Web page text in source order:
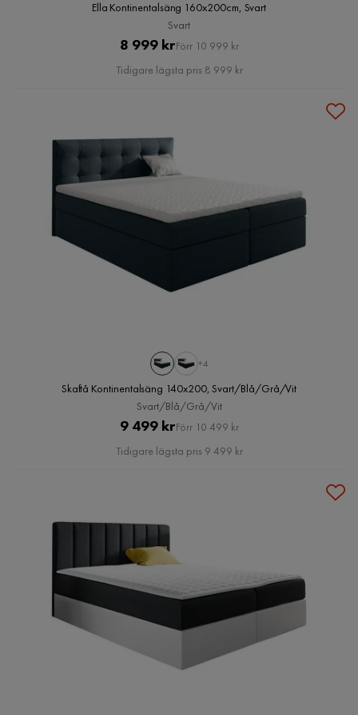
Ella Kontinentalsäng 160x200cm, Svart
Svart
Pris
8 999 krOriginal
Pris
Förr 10 999 kr
Tidigare lägsta pris 8 999 kr
+4
Skaftå Kontinentalsäng 140x200, Svart/Blå/Grå/Vit
Svart/Blå/Grå/Vit
Pris
9 499 krOriginal
Pris
Förr 10 499 kr
Tidigare lägsta pris 9 499 kr